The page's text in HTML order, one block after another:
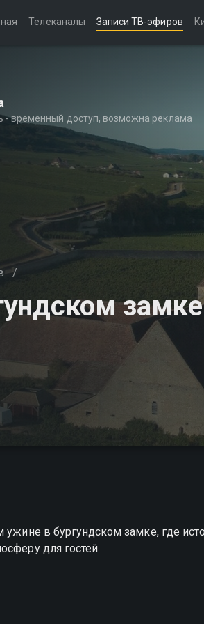
Телеканалы Записи ТВ-эфиров
- временный доступ, возможна реклама
/
замке
в бургундском замке, где
для гостей